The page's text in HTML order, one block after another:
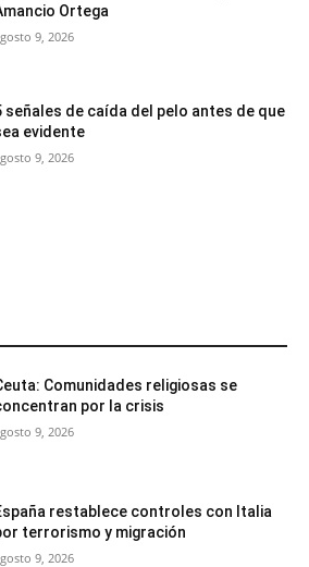
Ortega
9, 2026
señales de caída del pelo antes de que
evidente
9, 2026
Comunidades religiosas se
por la crisis
9, 2026
restablece controles con Italia
terrorismo y migración
9, 2026